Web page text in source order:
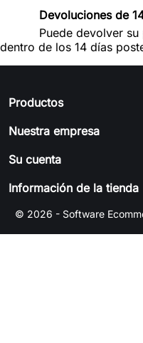
Devoluciones de
Puede devolver
dentro de los 14 días
Productos
Nuestra empresa
Su cuenta
Información de la tienda
© 2026 - Software